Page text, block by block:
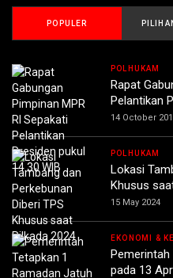
POPULER
POLHUKAM
Rapat
Pelantikan
14 October
POLHUKAM
Lokasi
Khusus
15 May 2024
EKONOMI &
Pemerintah
pada 13